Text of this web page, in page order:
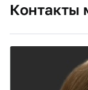
Контакты